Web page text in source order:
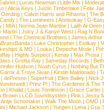
| Lucas Newman| Little Mix | Moderat
| Alicia Keys | Justin Timberlake | Felix
| Calvin Harris and Rihanna| The
| The Lumineers | Annisokay| G-
| MIA| Norma Jean Martine | Laith Al-Deen |
Martin | Juicy J & Kanye West | Rag N
| The Chemical Brothers | James Arthur
| Luke Christopher| Estikay|
& MO | Louka | Depeche Mode |
| Highly Suspect | Kenay | Max Prosa |
| Gretta Ray| Sameday Records |
Hudson| Noah Cyrus | Nothing But
& Troye Sivan | Kirstin Maldonado |
dePresno| Superfruit| Elles Bailey| Nick
| Prinz Pi| The Gardener & The
| Khalid | Louis Tomlinson | Grace Carter |
Brown | LCD Soundsystem | Pink | Jessy
Antje Schomaker | Walk The Moon | OMD |
| Michael Jackson| Yungen| Lena| Guy